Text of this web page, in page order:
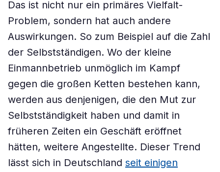
Das ist nicht nur ein primäres Vielfalt-
Problem, sondern hat auch andere
Auswirkungen. So zum Beispiel auf die Zahl
der Selbstständigen. Wo der kleine
Einmannbetrieb unmöglich im Kampf
gegen die großen Ketten bestehen kann,
werden aus denjenigen, die den Mut zur
Selbstständigkeit haben und damit in
früheren Zeiten ein Geschäft eröffnet
hätten, weitere Angestellte. Dieser Trend
lässt sich in Deutschland seit einigen